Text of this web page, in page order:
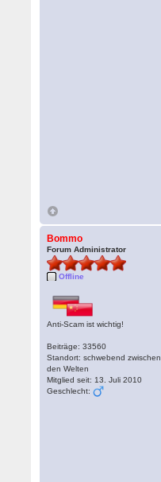
Bommo
Forum Administrator
Offline
Anti-Scam ist wichtig!
Beiträge: 33560
Standort: schwebend zwischen
den Welten
Mitglied seit: 13. Juli 2010
Geschlecht: